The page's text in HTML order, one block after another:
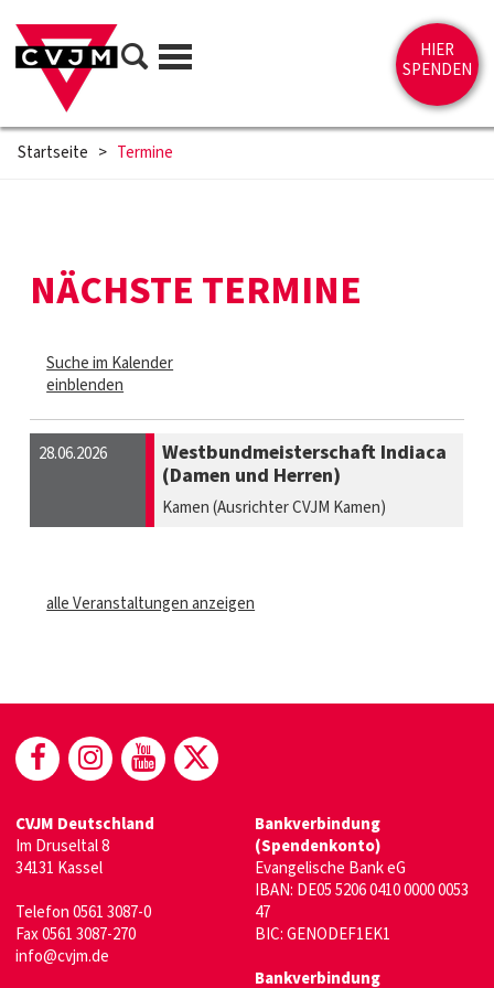
Direkt zum Inhalt springen
Suche
HIER
SPENDEN
Startseite > Termine
NÄCHSTE TERMINE
Suche im Kalender
einblenden
28.06.2026
Westbundmeisterschaft Indiaca
(Damen und Herren)
Kamen (Ausrichter CVJM Kamen)
alle Veranstaltungen anzeigen
(öffnet in neuem Fenster)
(öffnet in neuem Fenster)
(öffnet in neuem Fenster)
(öffnet in neuem
CVJM Deutschland
Im Druseltal 8
34131 Kassel
Telefon 0561 3087-0
Fax 0561 3087-270
info@cvjm.de
Bankverbindung
(Spendenkonto)
Evangelische Bank eG
IBAN: DE05 5206 0410 0000 0053
47
BIC: GENODEF1EK1
Bankverbindung